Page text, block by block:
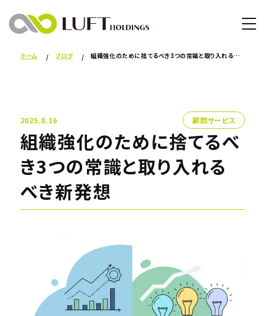
ホーム ブログ 組織強化のために捨てるべき3つの常識と取り入れるべき新発想
2025.8.16 顧問サービス
組織強化のために捨てるべ
き3つの常識と取り入れる
べき新発想